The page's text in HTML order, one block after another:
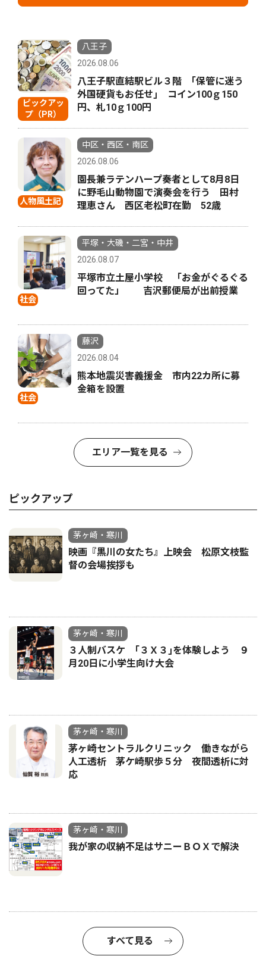
ピックアッ
プ（PR）
八王子
2026.08.06
八王子駅直結駅ビル３階 ｢保管に迷う
外国硬貨もお任せ｣ コイン100ｇ150
円、札10ｇ100円
人物風土記
中区・西区・南区
2026.08.06
園長兼ラテンハープ奏者として8月8日
に野毛山動物園で演奏会を行う 田村
理恵さん 西区老松町在勤 52歳
社会
平塚・大磯・二宮・中井
2026.08.07
平塚市立土屋小学校 「お金がぐるぐる
回ってた」 吉沢郵便局が出前授業
社会
藤沢
2026.08.04
熊本地震災害義援金 市内22カ所に募
金箱を設置
エリア一覧を見る
ピックアップ
茅ヶ崎・寒川
映画『黒川の女たち』上映会 松原文枝監
督の会場挨拶も
茅ヶ崎・寒川
３人制バスケ ｢３Ｘ３｣を体験しよう ９
月20日に小学生向け大会
茅ヶ崎・寒川
茅ヶ崎セントラルクリニック 働きながら
人工透析 茅ケ崎駅歩５分 夜間透析に対
応
茅ヶ崎・寒川
我が家の収納不足はサニーＢＯＸで解決
すべて見る